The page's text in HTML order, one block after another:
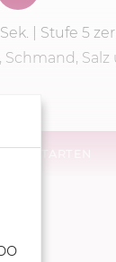
Stufe 5